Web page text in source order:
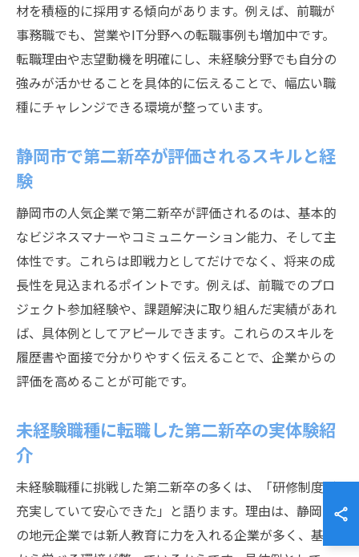
材を積極的に採用する傾向があります。例えば、前職が
事務職でも、営業やIT分野への転職事例も増加中です。
転職理由や志望動機を明確にし、未経験分野でも自分の
強みが活かせることを具体的に伝えることで、幅広い職
種にチャレンジできる環境が整っています。
静岡市で第二新卒が評価されるスキルと経
験
静岡市の人気企業で第二新卒が評価されるのは、基本的
なビジネスマナーやコミュニケーション能力、そして主
体性です。これらは即戦力としてだけでなく、将来の成
長性を見込まれるポイントです。例えば、前職でのプロ
ジェクト参加経験や、課題解決に取り組んだ実績があれ
ば、具体例としてアピールできます。これらのスキルを
履歴書や面接で分かりやすく伝えることで、企業からの
評価を高めることが可能です。
未経験職種に転職した第二新卒の実体験紹
介
未経験職種に挑戦した第二新卒の多くは、「研修制度が
充実していて安心できた」と語ります。理由は、静岡市
の地元企業では新人教育に力を入れる企業が多く、基礎